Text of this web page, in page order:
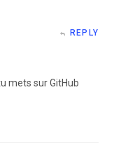
REPLY
mets sur GitHub